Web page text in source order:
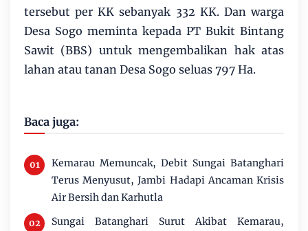
tersebut per KK sebanyak 332 KK. Dan warga
Desa Sogo meminta kepada PT Bukit Bintang
Sawit (BBS) untuk mengembalikan hak atas
lahan atau tanan Desa Sogo seluas 797 Ha.
Baca juga:
Kemarau Memuncak, Debit Sungai Batanghari
Terus Menyusut, Jambi Hadapi Ancaman Krisis
Air Bersih dan Karhutla
Sungai Batanghari Surut Akibat Kemarau,